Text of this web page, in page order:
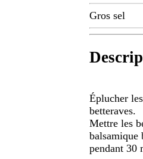
Gros sel
Éplucher
betteraves.
Mettre les
balsamique
pendant 30